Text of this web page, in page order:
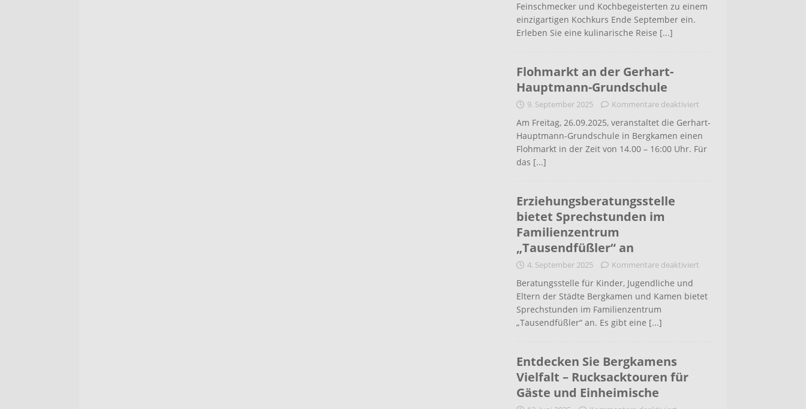
Feinschmecker und Kochbegeisterten zu einem
einzigartigen Kochkurs Ende September ein.
Erleben Sie eine kulinarische Reise [...]
Flohmarkt an der Gerhart-
Hauptmann-Grundschule
9. September 2025 Kommentare deaktiviert
Am Freitag, 26.09.2025, veranstaltet die Gerhart-
Hauptmann-Grundschule in Bergkamen einen
Flohmarkt in der Zeit von 14.00 – 16:00 Uhr. Für
das [...]
Erziehungsberatungsstelle
bietet Sprechstunden im
Familienzentrum
„Tausendfüßler“ an
4. September 2025 Kommentare deaktiviert
Beratungsstelle für Kinder, Jugendliche und
Eltern der Städte Bergkamen und Kamen bietet
Sprechstunden im Familienzentrum
„Tausendfüßler“ an. Es gibt eine [...]
Entdecken Sie Bergkamens
Vielfalt – Rucksacktouren für
Gäste und Einheimische